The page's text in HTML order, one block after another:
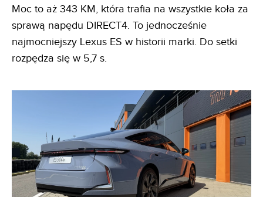
Moc to aż 343 KM, która trafia na wszystkie koła za
sprawą napędu DIRECT4. To jednocześnie
najmocniejszy Lexus ES w historii marki. Do setki
rozpędza się w 5,7 s.